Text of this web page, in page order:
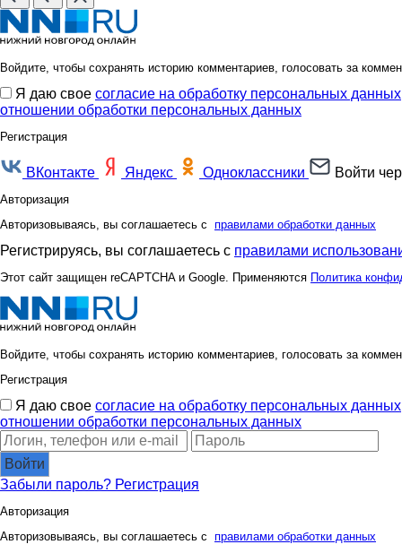
Войдите, чтобы сохранять историю комментариев, голосовать за
Я даю свое согласие на обработку персональных данных
отношении обработки персональных данных
Регистрация
ВКонтакте Яндекс Одноклассники Войти
Авторизация
Авторизовываясь, вы соглашаетесь с правилами обработки данных
Регистрируясь, вы соглашаетесь с правилами
Этот сайт защищен reCAPTCHA и Google. Применяются Политика
Войдите, чтобы сохранять историю комментариев, голосовать за
Регистрация
Я даю свое согласие на обработку персональных данных
отношении обработки персональных данных
Войти
Забыли пароль? Регистрация
Авторизация
Авторизовываясь, вы соглашаетесь с правилами обработки данных